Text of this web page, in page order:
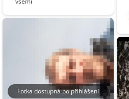
Fotka dostupná po přihlášení